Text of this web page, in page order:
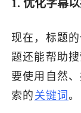
平台均能有效
1. 优化字幕
现在，标题
题还能帮助
要使用自然
索的 关键词。